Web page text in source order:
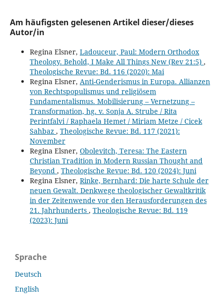
Am häufigsten gelesenen Artikel dieser/dieses
Autor/in
Regina Elsner, Ladouceur, Paul: Modern Orthodox
Theology. Behold, I Make All Things New (Rev 21:5) ,
Theologische Revue: Bd. 116 (2020): Mai
Regina Elsner, Anti-Genderismus in Europa. Allianzen
von Rechtspopulismus und religiösem
Fundamentalismus. Mobilisierung – Vernetzung –
Transformation, hg. v. Sonja A. Strube / Rita
Perintfalvi / Raphaela Hemet / Miriam Metze / Cicek
Sahbaz , Theologische Revue: Bd. 117 (2021):
November
Regina Elsner, Obolevitch, Teresa: The Eastern
Christian Tradition in Modern Russian Thought and
Beyond , Theologische Revue: Bd. 120 (2024): Juni
Regina Elsner, Rinke, Bernhard: Die harte Schule der
neuen Gewalt. Denkwege theologischer Gewaltkritik
in der Zeitenwende vor den Herausforderungen des
21. Jahrhunderts , Theologische Revue: Bd. 119
(2023): Juni
Sprache
Deutsch
English